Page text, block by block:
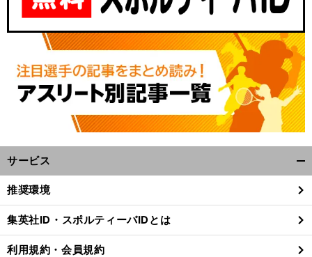
サービス
閉
る
推奨環境
集英社ID・スポルティーバIDとは
利用規約・会員規約